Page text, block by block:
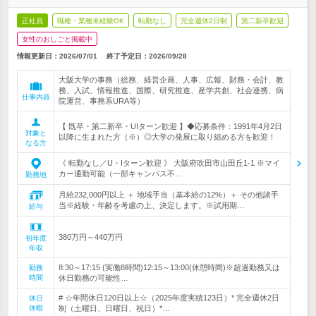
正社員 職種・業種未経験OK 転勤なし 完全週休2日制 第二新卒歓迎
女性のおしごと掲載中
情報更新日：2026/07/01 終了予定日： 2026/09/28
仕事内容
大阪大学の事務（総務、経営企画、人事、広報、財務・会計、教
務、入試、情報推進、国際、研究推進、産学共創、社会連携、病
院運営、事務系URA等）
対象と
なる方
【 既卒・第二新卒・UIターン歓迎 】◆応募条件：1991年4月2日
以降に生まれた方（※）◎大学の発展に取り組める方を歓迎！
勤務地
《 転勤なし／U・Iターン歓迎 》 大阪府吹田市山田丘1-1 ※マイ
カー通勤可能（一部キャンパス不…
給与
月給232,000円以上 ＋ 地域手当（基本給の12%）＋ その他諸手
当※経験・年齢を考慮の上、決定します。※試用期…
初年度
年収
380万円～440万円
勤務
時間
8:30～17:15 (実働8時間)12:15～13:00(休憩時間)※超過勤務又は
休日勤務の可能性…
休日
休暇
# ☆年間休日120日以上☆（2025年度実績123日）* 完全週休2日
制（土曜日、日曜日、祝日）*…